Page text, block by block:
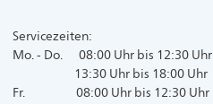
Servicezeiten:
Mo. - Do. 08:00 Uhr bis 12:30 Uhr
13:30 Uhr bis 18:00 Uhr
Fr. 08:00 Uhr bis 12:30 Uhr